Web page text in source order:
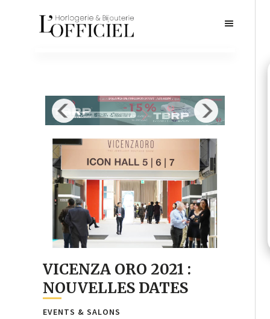
VICENZA ORO 2021 :
NOUVELLES DATES
EVENTS & SALONS